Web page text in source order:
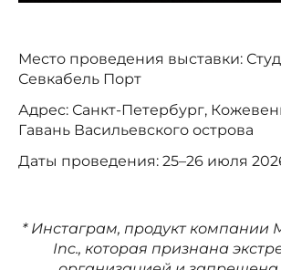
Место проведения выставки:
Севкабель Порт
Адрес: Санкт-Петербург,
Гавань Васильевского острова
Даты проведения: 25–26 июля
* Инстаграм, продукт компании
Inc., которая признана